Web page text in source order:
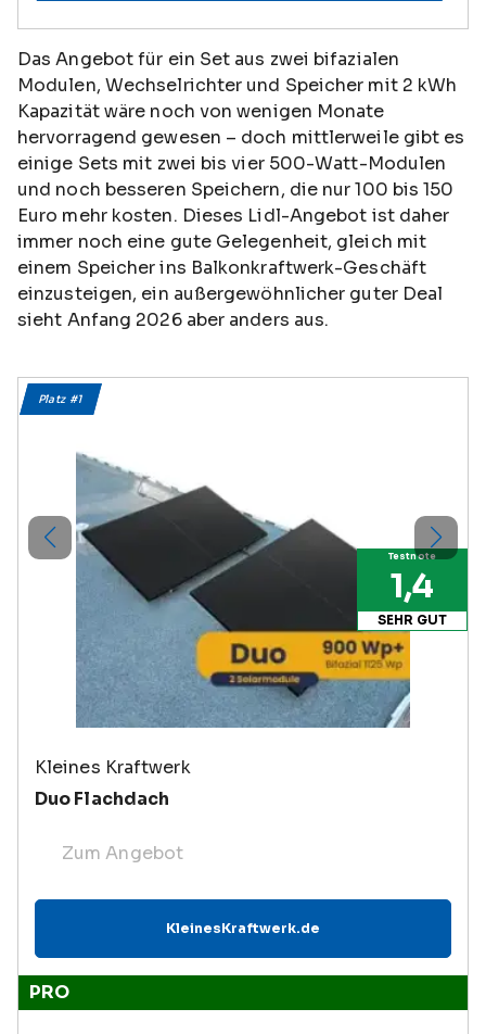
Das Angebot für ein Set aus zwei bifazialen
Modulen, Wechselrichter und Speicher mit 2 kWh
Kapazität wäre noch von wenigen Monate
hervorragend gewesen – doch mittlerweile gibt es
einige Sets mit zwei bis vier 500-Watt-Modulen
und noch besseren Speichern, die nur 100 bis 150
Euro mehr kosten. Dieses Lidl-Angebot ist daher
immer noch eine gute Gelegenheit, gleich mit
einem Speicher ins Balkonkraftwerk-Geschäft
einzusteigen, ein außergewöhnlicher guter Deal
sieht Anfang 2026 aber anders aus.
Platz #1
Testnote
1,4
SEHR GUT
Kleines Kraftwerk
Duo Flachdach
Zum Angebot
KleinesKraftwerk.de
PRO